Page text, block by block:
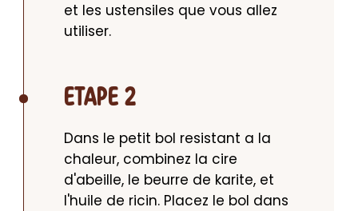
et les ustensiles que vous allez
utiliser.
ETAPE 2
Dans le petit bol resistant a la
chaleur, combinez la cire
d'abeille, le beurre de karite, et
l'huile de ricin. Placez le bol dans